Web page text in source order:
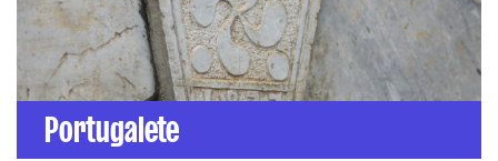
Portugalete